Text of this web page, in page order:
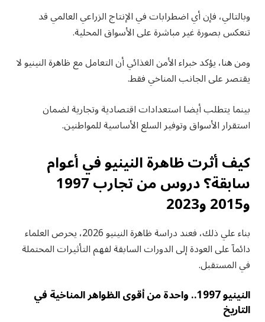
وبالتالي، فإن أي اضطرابات في الإنتاج الزراعي العالمي قد
تنعكس بصورة غير مباشرة على الأسواق المحلية.
ومن هنا، يؤكد خبراء الأمن الغذائي أن التعامل مع ظاهرة النينيو لا
يقتصر على الجانب المناخي فقط.
بينما يتطلب أيضا استعدادات اقتصادية وتجارية لضمان
استقرار الأسواق وتوفير السلع الأساسية للمواطنين.
كيف أثرت ظاهرة النينيو في أعوام
سابقة؟ دروس من تجارب 1997
و2015 و2023
بناء علي ذلك، فعند دراسة ظاهرة النينيو 2026، يحرص العلماء
دائمآ على العودة إلى الدورات السابقة لفهم التأثيرات المحتملة
في المستقبل.
النينيو 1997.. واحدة من أقوى الظواهر المناخية في
التاريخ